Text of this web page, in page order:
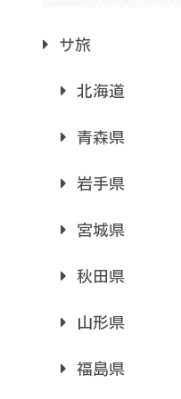
サ旅
北海道
青森県
岩手県
宮城県
秋田県
山形県
福島県